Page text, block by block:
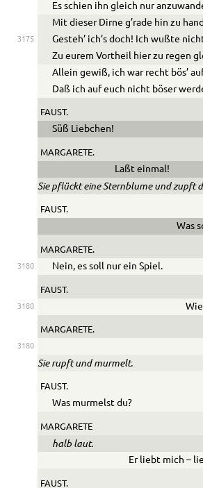
Es schien ihn gleich nur
Mit dieser Dirne g’rade hin zu
3175
Gesteh’ ich’s doch! Ich wußte
Zu eurem Vortheil hier zu regen
Allein gewiß, ich war recht bös’
Daß ich auf euch nicht böser
FAUST.
Süß Liebchen!
MARGARETE.
Laßt einmal!
Sie pflückt eine Sternblume und zupft
FAUST.
Was
MARGARETE.
3180 Nein, es soll nur ein Spiel.
FAUST.
3180
MARGARETE.
3180
Sie rupft und murmelt.
FAUST.
Was murmelst du?
MARGARETE
halb laut.
Er liebt mich –
FAUST.